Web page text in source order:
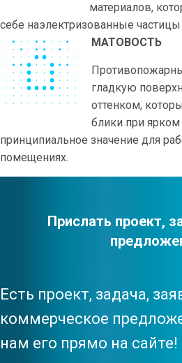
материалов,
себе наэлектризованные
МАТОВОСТЬ
гладкую
оттенком,
блики при
принципиальное значение для
помещениях.
Прислать проект,
Есть проект, задача,
коммерческое
нам его прямо на сайте!